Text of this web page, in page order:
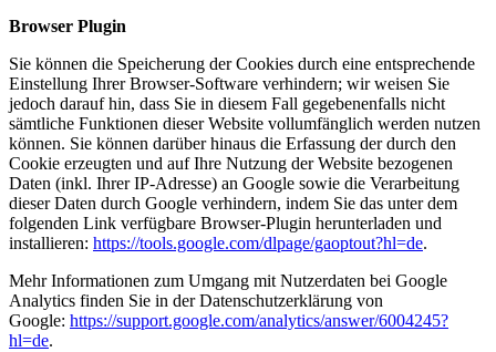
Browser Plugin
Sie können die Speicherung der Cookies durch eine entsprechende
Einstellung Ihrer Browser-Software verhindern; wir weisen Sie
jedoch darauf hin, dass Sie in diesem Fall gegebenenfalls nicht
sämtliche Funktionen dieser Website vollumfänglich werden nutzen
können. Sie können darüber hinaus die Erfassung der durch den
Cookie erzeugten und auf Ihre Nutzung der Website bezogenen
Daten (inkl. Ihrer IP-Adresse) an Google sowie die Verarbeitung
dieser Daten durch Google verhindern, indem Sie das unter dem
folgenden Link verfügbare Browser-Plugin herunterladen und
installieren: https://tools.google.com/dlpage/gaoptout?hl=de.
Mehr Informationen zum Umgang mit Nutzerdaten bei Google
Analytics finden Sie in der Datenschutzerklärung von
Google: https://support.google.com/analytics/answer/6004245?
hl=de.